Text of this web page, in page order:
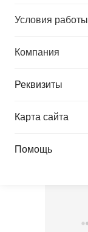
Условия работы
Компания
Реквизиты
Карта сайта
Помощь